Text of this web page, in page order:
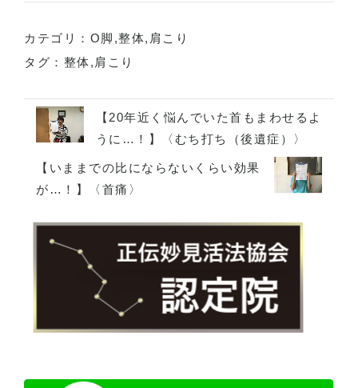
カテゴリ： O脚 ,整体, 肩こり
タグ： 整体, 肩こり
【20年近く悩んでいた首もまわせるよ
うに…！】〈むち打ち（後遺症）〉
【いままでの比にならないくらい効果
が…！】〈首痛〉